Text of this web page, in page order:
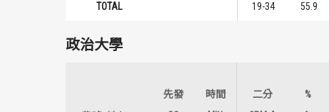
TOTAL 19-34 55.9
政治大學
先發
時間 二分 %